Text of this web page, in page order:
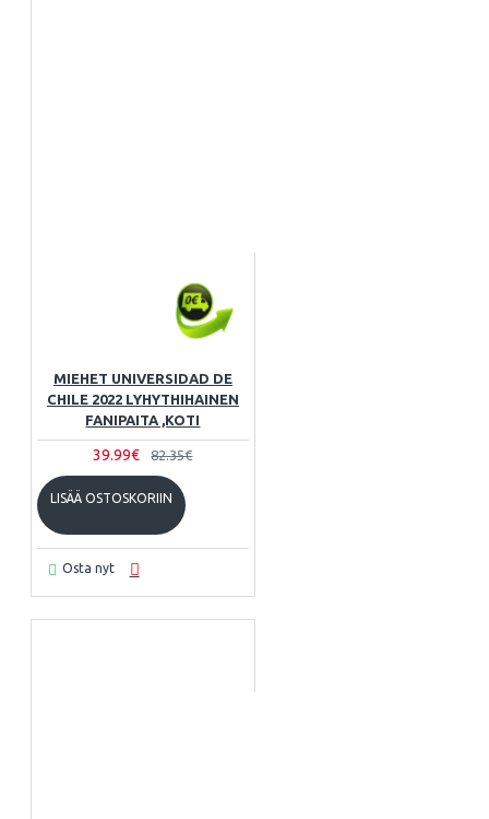
MIEHET UNIVERSIDAD DE
CHILE 2022 LYHYTHIHAINEN
FANIPAITA ,KOTI
39.99€ 82.35€
LISÄÄ OSTOSKORIIN
Osta nyt